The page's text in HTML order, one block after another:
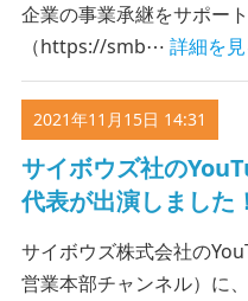
企業の事業承継をサポー
（https://smb⋯ 詳細を
2021年11月15日 14:31
サイボウズ社の
代表が出演しました！
サイボウズ株式会社の
営業本部チャンネル）に